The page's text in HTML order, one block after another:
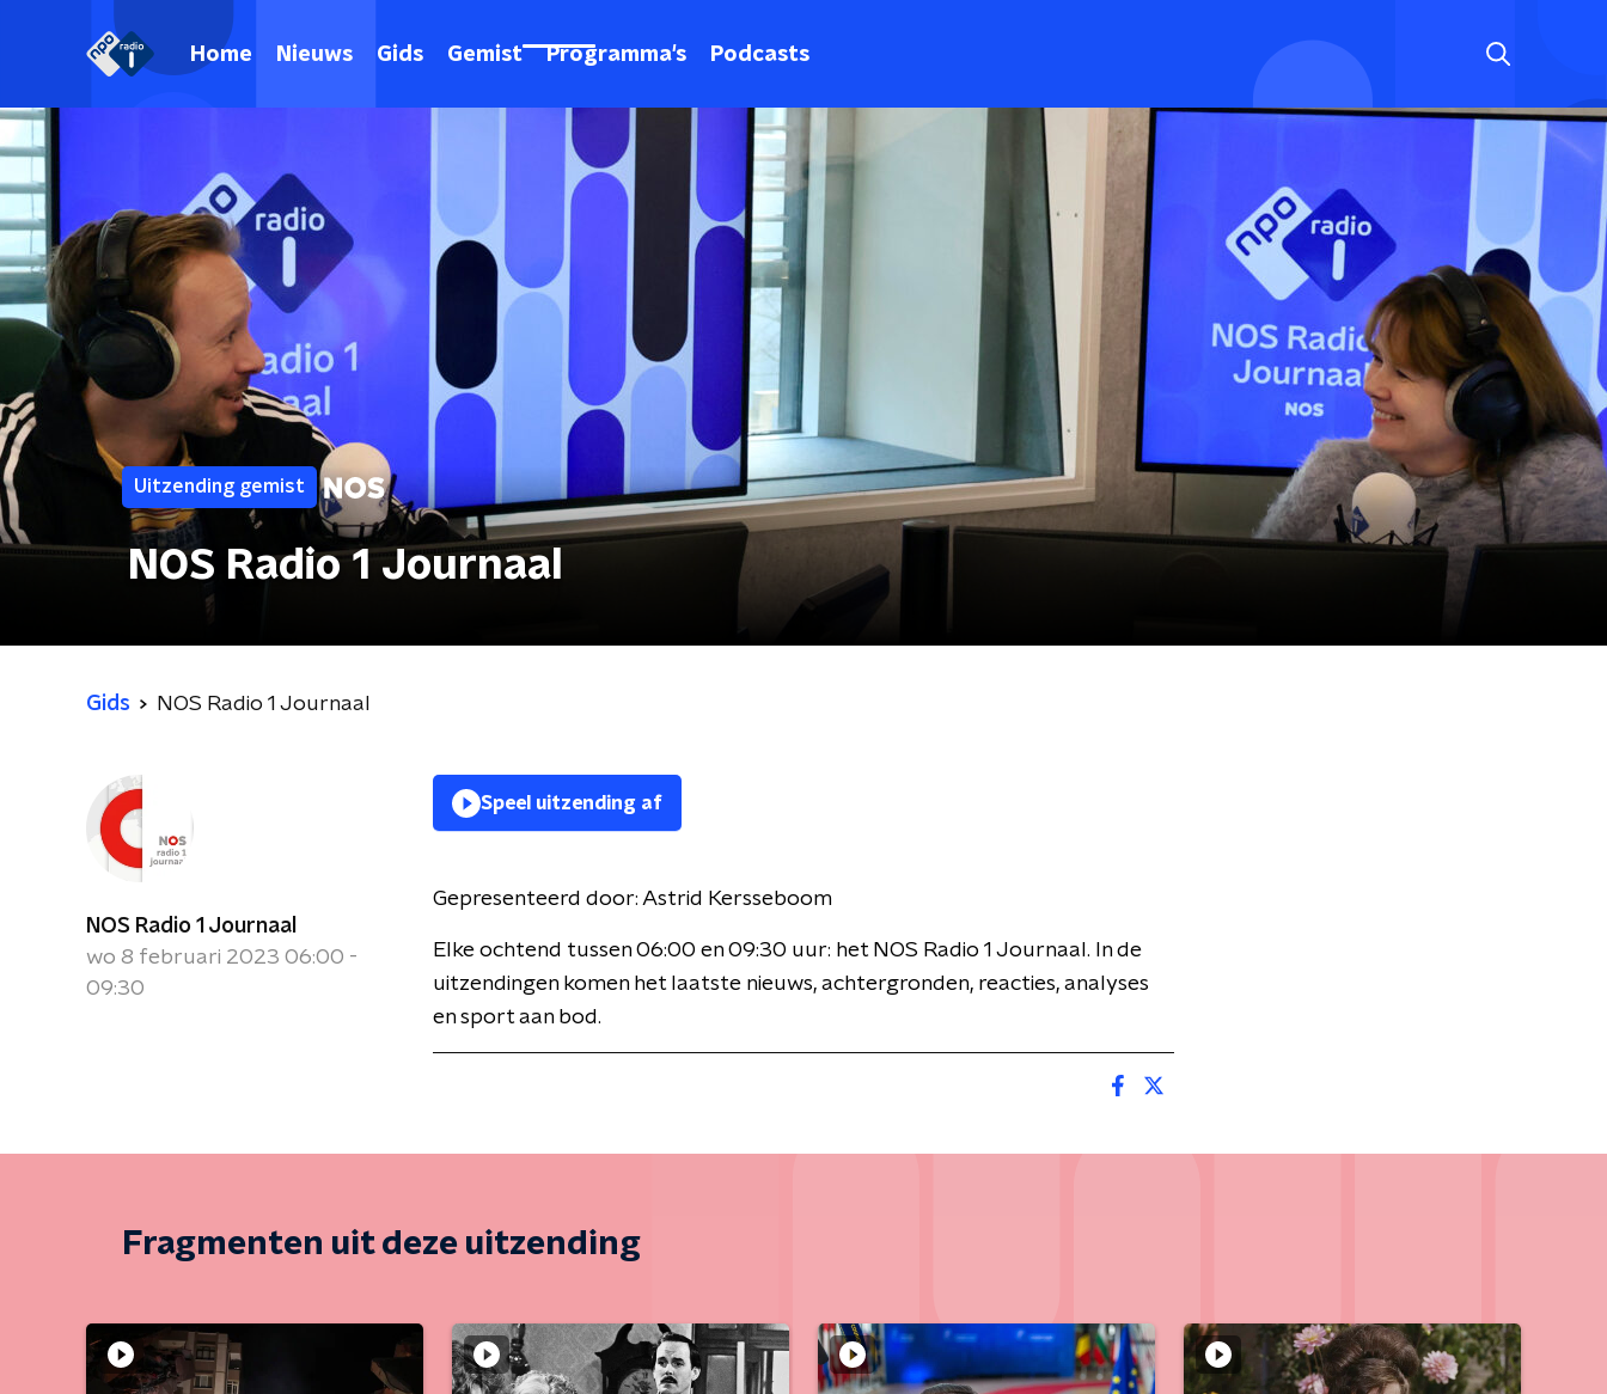
Home Nieuws Gids Gemist Programma's Podcasts
Uitzending gemist
NOS Radio 1 Journaal
Gids NOS Radio 1 Journaal
NOS Radio 1 Journaal
wo 8 februari 2023 06:00 -
09:30
Speel uitzending af
Gepresenteerd door: Astrid Kersseboom
Elke ochtend tussen 06:00 en 09:30 uur: het NOS Radio 1 Journaal. In de
uitzendingen komen het laatste nieuws, achtergronden, reacties, analyses
en sport aan bod.
Fragmenten uit deze uitzending